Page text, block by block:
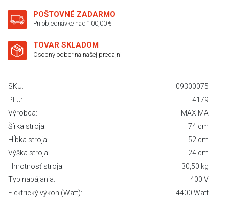
POŠTOVNÉ ZADARMO
Pri objednávke nad 100,00 €
TOVAR SKLADOM
Osobný odber na našej predajni
SKU:
09300075
PLU:
4179
Výrobca:
MAXIMA
Šírka stroja:
74 cm
Hĺbka stroja:
52 cm
Výška stroja:
24 cm
Hmotnosť stroja:
30,50 kg
Typ napájania:
400 V
Elektrický výkon (Watt):
4400 Watt